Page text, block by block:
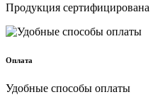
Продукция сертифицирована
Оплата
Удобные способы оплаты